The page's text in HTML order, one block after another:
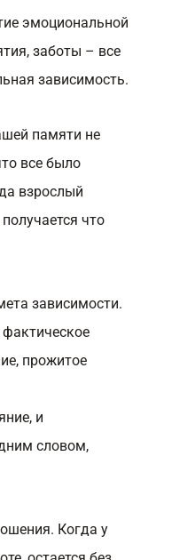
эмоциональной
заботы – все
зависимость.
памяти не
все было
взрослый
что
зависимости.
прожитое
и
словом,
Когда у